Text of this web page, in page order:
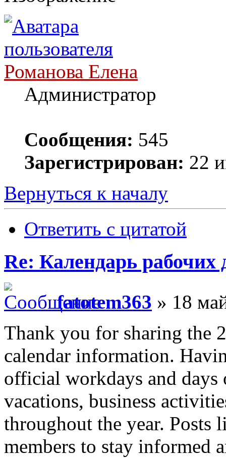
Романова Елена
Администратор
Сообщения: 545
Зарегистрирован: 22
Вернуться к началу
Ответить с цитатой
Re: Календарь рабочих
fatotem363 » 18
Thank you for sharing the
calendar information.
official workdays and
vacations, business
throughout the year. Posts
members to stay informed